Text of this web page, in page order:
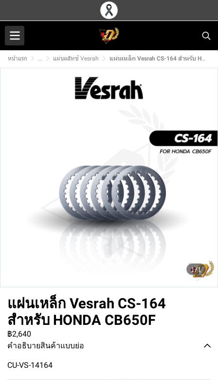
หน้าแรก ... แผ่นคลัทช์ Vesrah แผ่นเหล็ก Vesrah CS-164 สำหรับ HONDA CB650F
1/1
แผ่นเหล็ก Vesrah CS-164
สำหรับ HONDA CB650F
฿2,640
คำอธิบายสินค้าแบบย่อ
CU-VS-14164